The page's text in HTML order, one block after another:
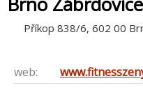
Příkop 838/6, 602 00
web: